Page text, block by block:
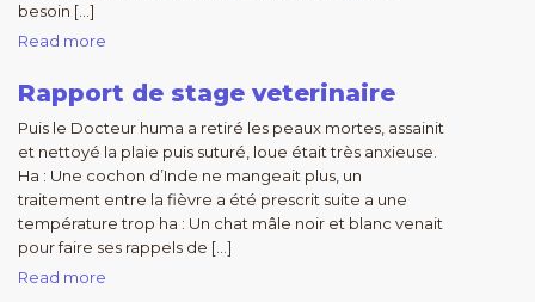
besoin […]
Read more
Rapport de stage veterinaire
Puis le Docteur huma a retiré les peaux mortes, assainit
et nettoyé la plaie puis suturé, loue était très anxieuse.
Ha : Une cochon d’Inde ne mangeait plus, un
traitement entre la fièvre a été prescrit suite a une
température trop ha : Un chat mâle noir et blanc venait
pour faire ses rappels de […]
Read more